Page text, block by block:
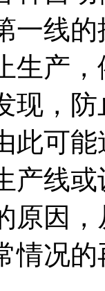
一线
生产
现，
此可
产线
原因
情况